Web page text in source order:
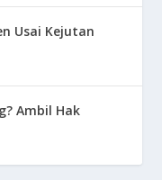
Usai Kejutan
Ambil Hak